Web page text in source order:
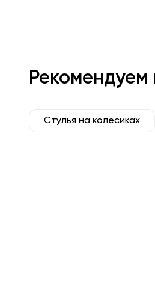
Рекомендуем
Стулья на колесиках